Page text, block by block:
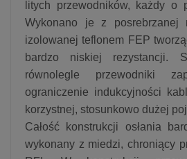
litych przewodników, każdy o
Wykonano je z posrebrzanej
izolowanej teflonem FEP
bardzo niskiej rezystancji.
równolegle przewodniki
ograniczenie indukcyjności
korzystnej, stosunkowo dużej
Całość konstrukcji osłania
wykonany z miedzi, chroniący